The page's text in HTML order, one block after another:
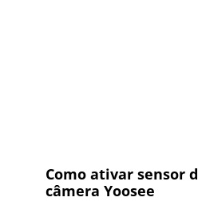
Como ativar sensor
câmera Yoosee